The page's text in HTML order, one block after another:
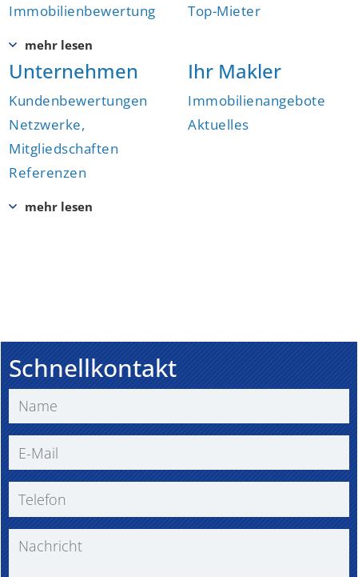
Immobilienbewertung
Top-Mieter
Unternehmen
Kundenbewertungen
Netzwerke,
Mitgliedschaften
Referenzen
Ihr Makler
Immobilienangebote
Aktuelles
Schnellkontakt